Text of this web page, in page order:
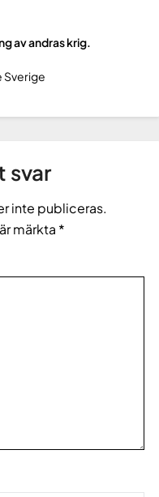
av andras krig.
Sverige
svar
inte publiceras.
märkta *